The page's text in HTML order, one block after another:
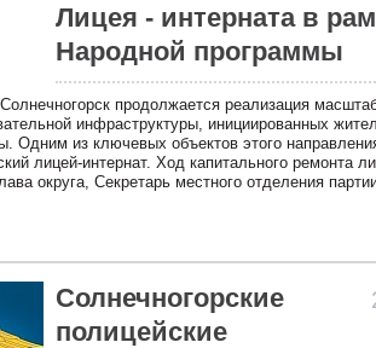
Лицея - интерната в
Народной программы
продолжается реализация
инфраструктуры, инициированных
Одним из ключевых объектов этого
лицей-интернат. Ход капитального ремонта
округа, Секретарь местного отделения
Солнечногорские
полицейские